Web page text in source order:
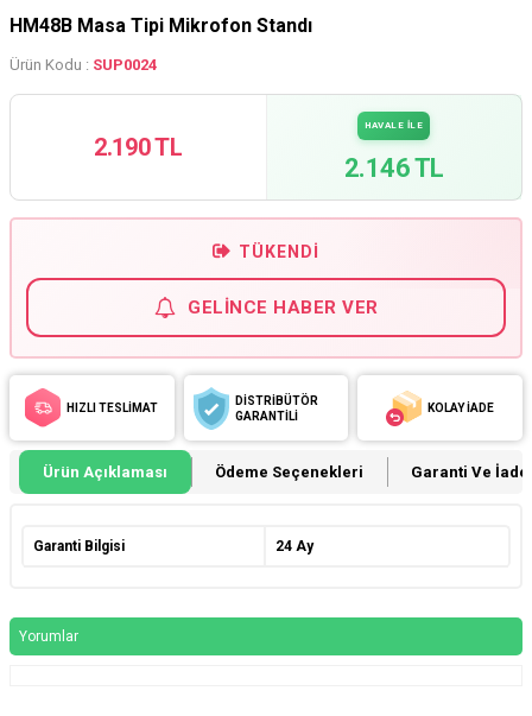
HM48B Masa Tipi Mikrofon Standı
Ürün Kodu : SUP0024
2.190 TL
HAVALE İLE
2.146 TL
TÜKENDI
GELINCE HABER VER
HIZLI TESLİMAT
DİSTRİBÜTÖR
GARANTİLİ
KOLAY İADE
Ürün Açıklaması Ödeme Seçenekleri Garanti Ve İade
Garanti Bilgisi 24 Ay
Yorumlar